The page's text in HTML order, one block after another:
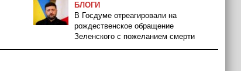
БЛОГИ
В Госдуме отреагировали на
рождественское обращение
Зеленского с пожеланием смерти